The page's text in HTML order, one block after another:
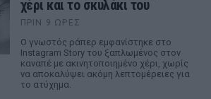
χέρι και το σκυλάκι του
ΠΡΙΝ 9 ΏΡΕΣ
Ο γνωστός ράπερ εμφανίστηκε στο
Instagram Story του ξαπλωμένος στον
καναπέ με ακινητοποιημένο χέρι, χωρίς
να αποκαλύψει ακόμη λεπτομέρειες για
το ατύχημα.